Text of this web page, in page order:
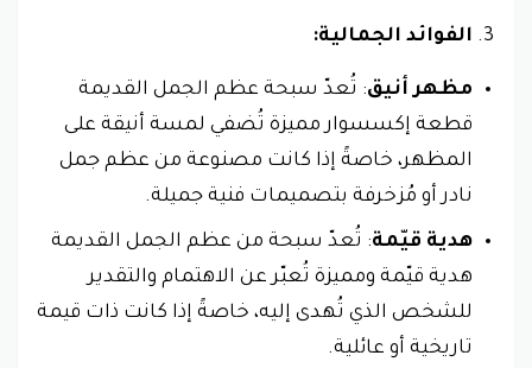
الفوائد الجمالية:
مظهر أنيق: تُعدّ سبحة عظم الجمل القديمة
قطعة إكسسوار مميزة تُضفي لمسة أنيقة على
المظهر، خاصةً إذا كانت مصنوعة من عظم جمل
نادر أو مُزخرفة بتصميمات فنية جميلة.
هدية قيّمة: تُعدّ سبحة من عظم الجمل القديمة
هدية قيّمة ومميزة تُعبّر عن الاهتمام والتقدير
للشخص الذي تُهدى إليه، خاصةً إذا كانت ذات قيمة
تاريخية أو عائلية.